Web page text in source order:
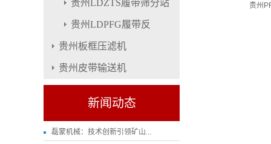
贵州LDZTS履带筛分站
贵州LDPFG履带反
贵州板框压滤机
贵州皮带输送机
新闻动态
磊蒙机械：技术创新引领矿山...
贵州